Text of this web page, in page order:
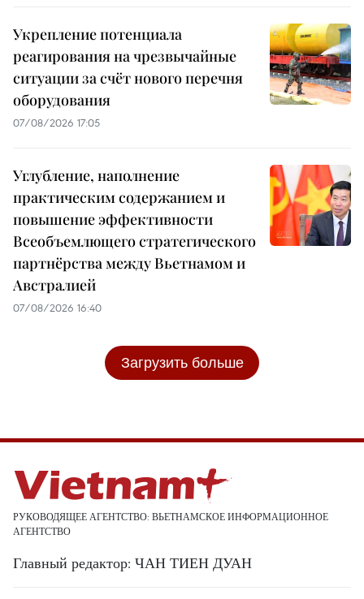
Укрепление потенциала
реагирования на чрезвычайные
ситуации за счёт нового перечня
оборудования
07/08/2026 17:05
Углубление, наполнение
практическим содержанием и
повышение эффективности
Всеобъемлющего стратегического
партнёрства между Вьетнамом и
Австралией
07/08/2026 16:40
Загрузить больше
РУКОВОДЯЩЕЕ АГЕНТСТВО: ВЬЕТНАМСКОЕ ИНФОРМАЦИОННОЕ
АГЕНТСТВО
Главный редактор: ЧАН ТИЕН ДУАН